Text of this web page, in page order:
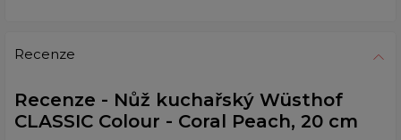
Recenze
Recenze - Nůž kuchařský Wüsthof
CLASSIC Colour - Coral Peach, 20 cm